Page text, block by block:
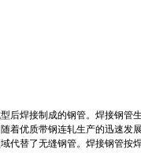
后焊接制成的钢管。焊接钢管
着优质带钢连轧生产的迅速
代替了无缝钢管。焊接钢管按